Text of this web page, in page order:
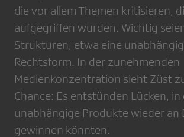
die vor allem Themen kritisieren,
aufgegriffen wurden. Wichtig
Strukturen, etwa eine
Rechtsform. In der zunehmenden
Medienkonzentration sieht Züst
Chance: Es entstünden Lücken, in
unabhängige Produkte wieder an
gewinnen könnten.